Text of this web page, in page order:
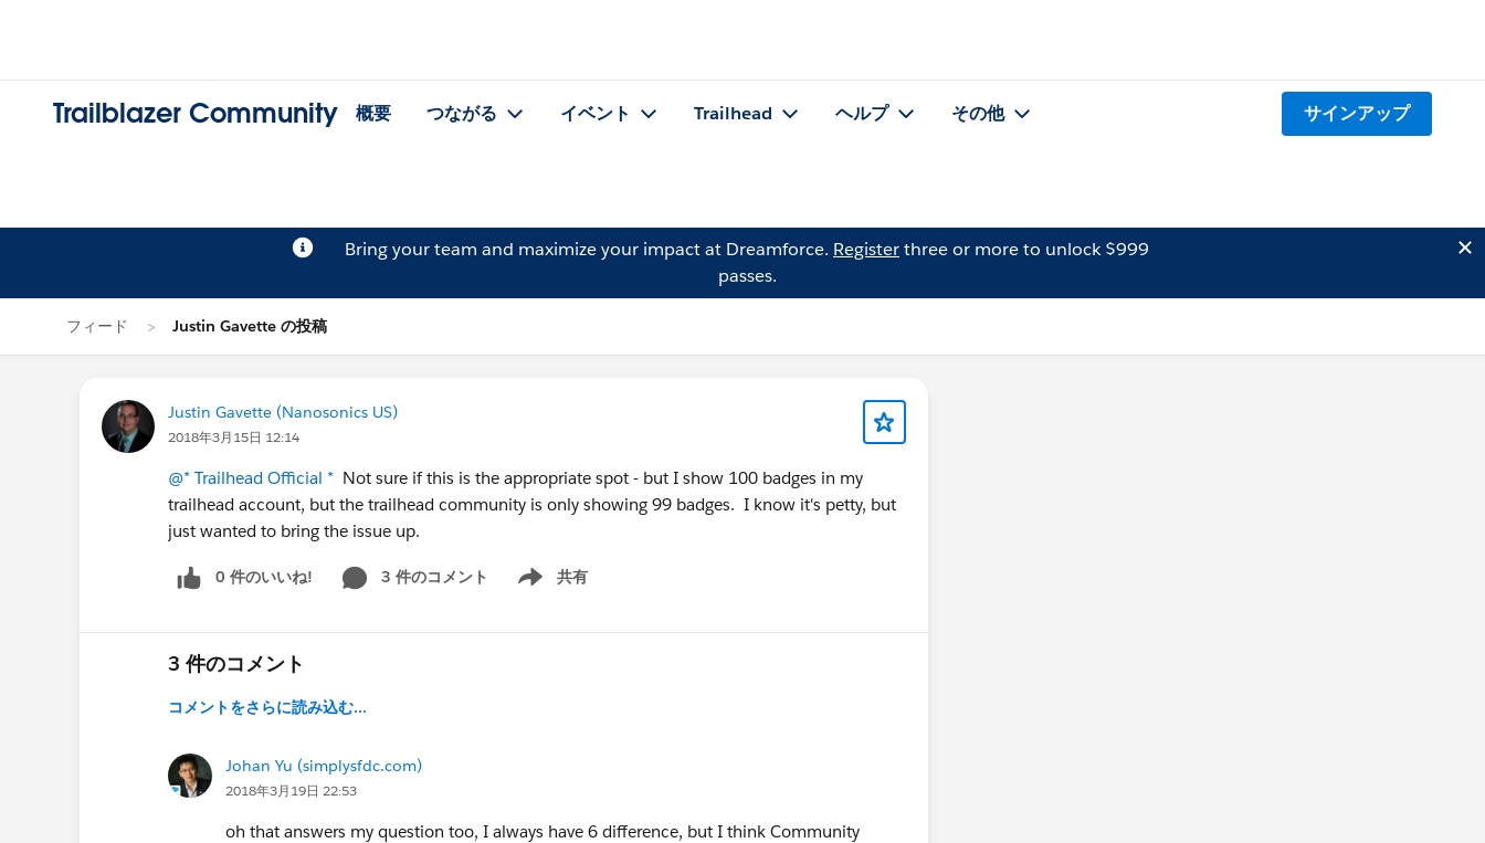
Trailblazer Community 概要 つながる イベント Trailhead ヘルプ その他 サインアップ
Bring your team and maximize your impact at Dreamforce. Registerthree or more to unlock $999
passes.
フィード Justin Gavette の投稿
Justin Gavette (Nanosonics US)
2018年3月15日 12:14
@* Trailhead Official * Not sure if this is the appropriate spot - but I show 100 badges in my
trailhead account, but the trailhead community is only showing 99 badges. I know it's petty, but
just wanted to bring the issue up.
0 件のいいね! 3 件のコメント 共有
Show menu
3 件のコメント
コメントをさらに読み込む...
Johan Yu (simplysfdc.com)
2018年3月19日 22:53
oh that answers my question too, I always have 6 difference, but I think Community